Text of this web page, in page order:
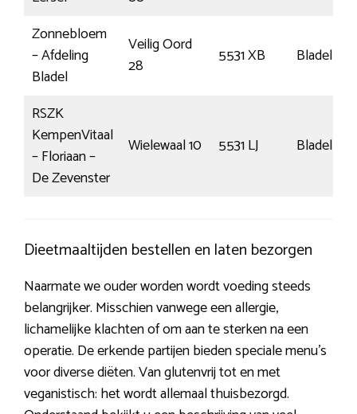
Zonnebloem
– Afdeling
Bladel
Veilig Oord
28
5531 XB Bladel
RSZK
KempenVitaal
– Floriaan –
De Zevenster
Wielewaal 10 5531 LJ Bladel
Dieetmaaltijden bestellen en laten bezorgen
Naarmate we ouder worden wordt voeding steeds
belangrijker. Misschien vanwege een allergie,
lichamelijke klachten of om aan te sterken na een
operatie. De erkende partijen bieden speciale menu’s
voor diverse diëten. Van glutenvrij tot en met
veganistisch: het wordt allemaal thuisbezorgd.